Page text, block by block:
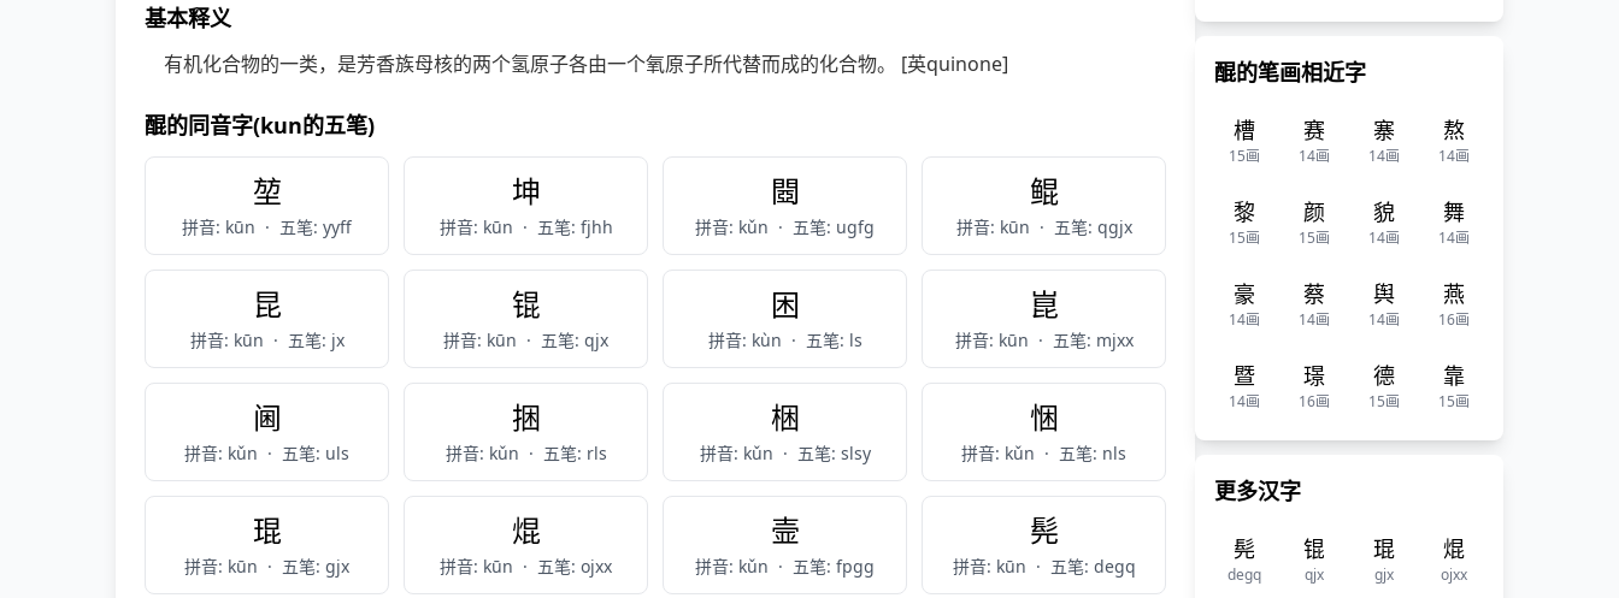
基本释义
有机化合物的一类，是芳香族母核的两个氢原子各由一个氧原子所代替而成的化合物。 [英quinone]
醌的同音字(kun的五笔)
堃
拼音: kūn · 五笔: yyff
坤
拼音: kūn · 五笔: fjhh
閸
拼音: kǔn · 五笔: ugfg
鲲
拼音: kūn · 五笔: qgjx
昆
拼音: kūn · 五笔: jx
锟
拼音: kūn · 五笔: qjx
困
拼音: kùn · 五笔: ls
崑
拼音: kūn · 五笔: mjxx
阃
拼音: kǔn · 五笔: uls
捆
拼音: kǔn · 五笔: rls
梱
拼音: kǔn · 五笔: slsy
悃
拼音: kǔn · 五笔: nls
琨
拼音: kūn · 五笔: gjx
焜
拼音: kūn · 五笔: ojxx
壸
拼音: kǔn · 五笔: fpgg
髡
拼音: kūn · 五笔: degq
醌的笔画相近字
槽
15画
赛
14画
寨
14画
熬
14画
黎
15画
颜
15画
貌
14画
舞
14画
豪
14画
蔡
14画
舆
14画
燕
16画
暨
14画
璟
16画
德
15画
靠
15画
更多汉字
髡
degq
锟
qjx
琨
gjx
焜
ojxx